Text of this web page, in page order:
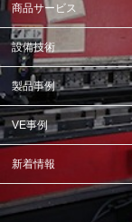
商品サービス
設備技術
製品事例
VE事例
新着情報